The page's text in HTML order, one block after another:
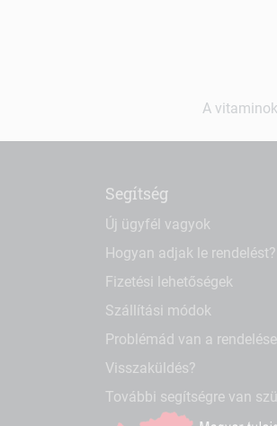
A
Segítség
Új ügyfél vagyok
Hogyan adjak le rendelést?
Fizetési lehetőségek
Szállítási módok
Problémád van a
Visszaküldés?
További segítségre van